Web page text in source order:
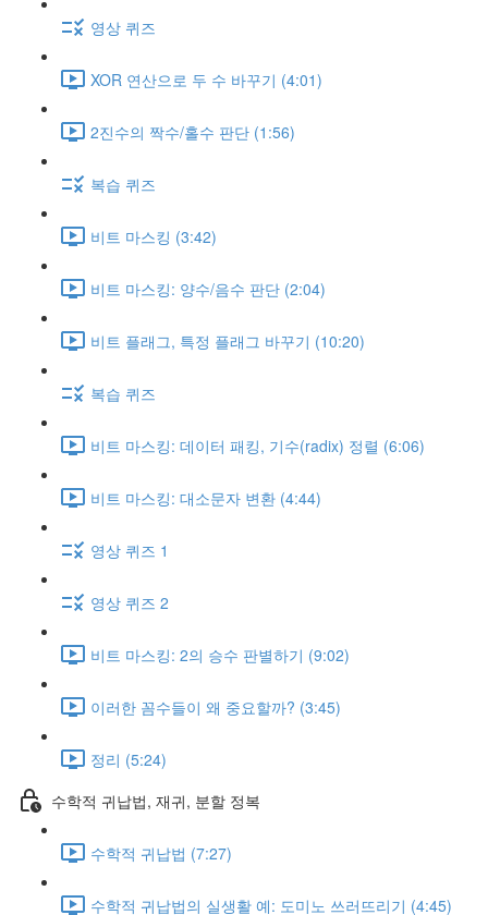
영상 퀴즈
XOR 연산으로 두 수 바꾸기 (4:01)
2진수의 짝수/홀수 판단 (1:56)
복습 퀴즈
비트 마스킹 (3:42)
비트 마스킹: 양수/음수 판단 (2:04)
비트 플래그, 특정 플래그 바꾸기 (10:20)
복습 퀴즈
비트 마스킹: 데이터 패킹, 기수(radix) 정렬 (6:06)
비트 마스킹: 대소문자 변환 (4:44)
영상 퀴즈 1
영상 퀴즈 2
비트 마스킹: 2의 승수 판별하기 (9:02)
이러한 꼼수들이 왜 중요할까? (3:45)
정리 (5:24)
수학적 귀납법, 재귀, 분할 정복
수학적 귀납법 (7:27)
수학적 귀납법의 실생활 예: 도미노 쓰러뜨리기 (4:45)